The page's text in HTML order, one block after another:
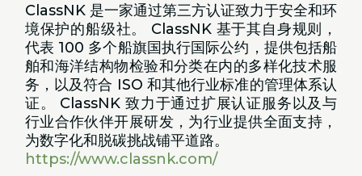
ClassNK 是一家通过第三方认证致力于安全和环
境保护的船级社。 ClassNK 基于其自身规则，
代表 100 多个船旗国执行国际公约，提供包括船
舶和海洋结构物检验和分类在内的多样化技术服
务，以及符合 ISO 和其他行业标准的管理体系认
证。 ClassNK 致力于通过扩展认证服务以及与
行业合作伙伴开展研发，为行业提供全面支持，
为数字化和脱碳挑战铺平道路。
https://www.classnk.com/